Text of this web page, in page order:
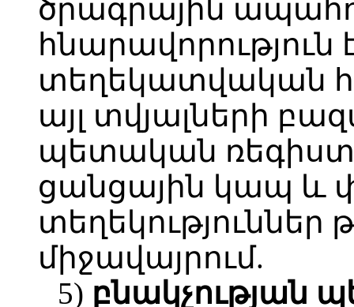
ծրագրային
հնարավորություն
տեղեկատվական
այլ տվյալների
պետական
ցանցային կապ և
միջավայրում.
5) բնակչության